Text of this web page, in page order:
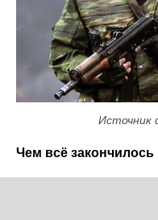
Источник
Чем всё закончилось